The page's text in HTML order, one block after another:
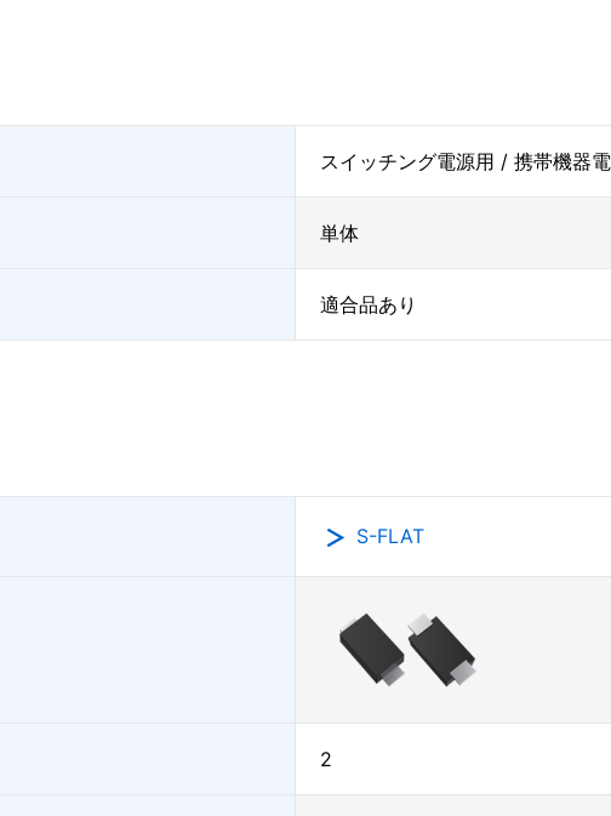
スイッチング電源用 / 携帯機器
単体
適合品あり
S-FLAT
2